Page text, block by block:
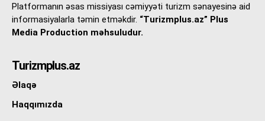
Platformanın əsas missiyası cəmiyyəti turizm sənayesinə aid
informasiyalarla təmin etməkdir. “Turizmplus.az” Plus
Media Production məhsuludur.
Turizmplus.az
Əlaqə
Haqqımızda